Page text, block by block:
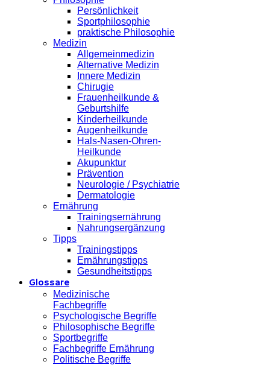
Persönlichkeit
Sportphilosophie
praktische Philosophie
Medizin
Allgemeinmedizin
Alternative Medizin
Innere Medizin
Chirugie
Frauenheilkunde &
Geburtshilfe
Kinderheilkunde
Augenheilkunde
Hals-Nasen-Ohren-
Heilkunde
Akupunktur
Prävention
Neurologie / Psychiatrie
Dermatologie
Ernährung
Trainingsernährung
Nahrungsergänzung
Tipps
Trainingstipps
Ernährungstipps
Gesundheitstipps
Glossare
Medizinische
Fachbegriffe
Psychologische Begriffe
Philosophische Begriffe
Sportbegriffe
Fachbegriffe Ernährung
Politische Begriffe